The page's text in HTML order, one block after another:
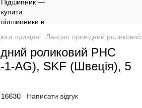
привідні Ланцюг привідний
роликовий PHC
1-AG), SKF (Швеція), 5
16630 Написати відгук